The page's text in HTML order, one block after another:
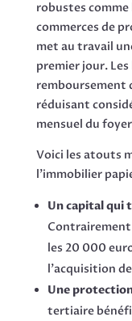
robustes
commerces de
met au travail
premier jour.
remboursement
réduisant
mensuel du
Voici les atouts
l’immobilier
Un capital qui
les 20 000
l’acquisition
Une
tertiaire